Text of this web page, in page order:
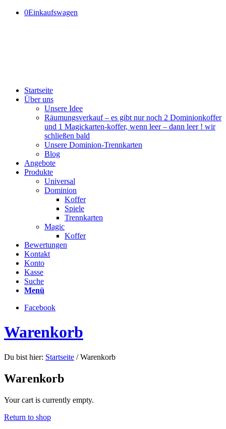
0Einkaufswagen
Startseite
Über uns
Unsere Idee
Räumungsverkauf – es gibt nur noch 2 Dominionkoffer
und 1 Magickarten-koffer, wenn leer – dann leer ! wir
schließen bald
Unsere Dominion-Trennkarten
Blog
Angebote
Produkte
Universal
Dominion
Koffer
Spiele
Trennkarten
Magic
Koffer
Bewertungen
Kontakt
Konto
Kasse
Suche
Menü
Facebook
Warenkorb
Du bist hier: Startseite / Warenkorb
Warenkorb
Your cart is currently empty.
Return to shop